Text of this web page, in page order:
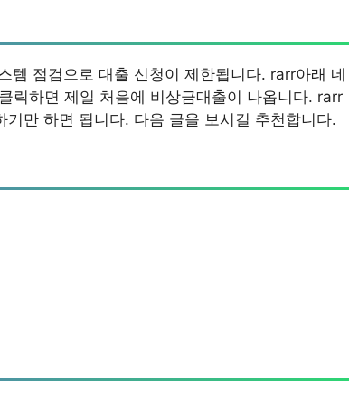
점검으로 대출 신청이 제한됩니다. rarr아래 네
릭하면 제일 처음에 비상금대출이 나옵니다. rarr
만 하면 됩니다. 다음 글을 보시길 추천합니다.